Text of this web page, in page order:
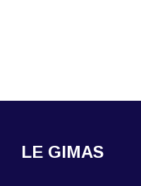
LE GIMAS